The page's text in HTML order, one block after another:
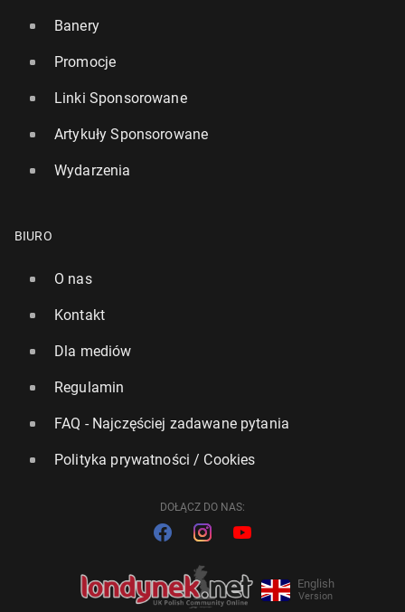
Banery
Promocje
Linki Sponsorowane
Artykuły Sponsorowane
Wydarzenia
BIURO
O nas
Kontakt
Dla mediów
Regulamin
FAQ - Najczęściej zadawane pytania
Polityka prywatności / Cookies
DOŁĄCZ DO NAS:
English
Version